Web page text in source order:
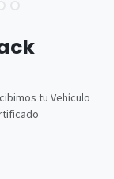
tu Vehículo